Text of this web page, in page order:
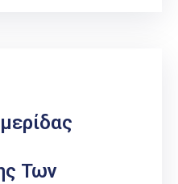
Των